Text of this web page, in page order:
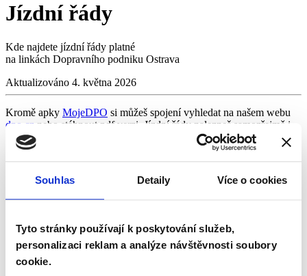
Souhlas Detaily Více o cookies
Tyto stránky používají k poskytování služeb,
personalizaci reklam a analýze návštěvnosti soubory
cookie.
Jízdní řády
Kde najdete jízdní řády platné
na linkách Dopravního podniku Ostrava
Aktualizováno 4. května 2026
Kromě apky MojeDPO si můžeš spojení vyhledat na našem webu
dpo.cz nebo stáhnout pdf verzi. Jízdní řády nalezneš samozřejmě i
na zastávkách.
Spojení
Email
info@kodis.cz
Telefon